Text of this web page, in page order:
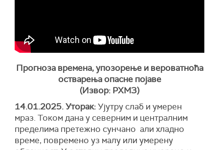
Прогноза времена, упозорење и вероватноћа
остварења опасне појаве
(Извор: РХМЗ)
14.01.2025. Уторак:Ујутру слаб и умерен
мраз. Током дана у северним и централним
пределима претежно сунчано али хладно
време, повремено уз малу или умерену